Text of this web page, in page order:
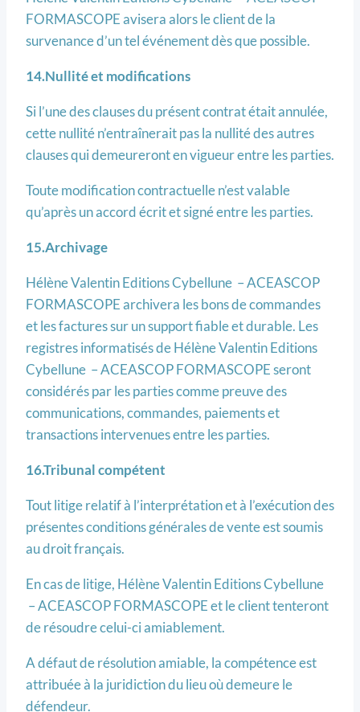
FORMASCOPE avisera alors le client de la
survenance d’un tel événement dès que possible.
14.Nullité et modifications
Si l’une des clauses du présent contrat était annulée,
cette nullité n’entraînerait pas la nullité des autres
clauses qui demeureront en vigueur entre les parties.
Toute modification contractuelle n’est valable
qu’après un accord écrit et signé entre les parties.
15.Archivage
Hélène Valentin Editions Cybellune – ACEASCOP
FORMASCOPE archivera les bons de commandes
et les factures sur un support fiable et durable. Les
registres informatisés de Hélène Valentin Editions
Cybellune – ACEASCOP FORMASCOPE seront
considérés par les parties comme preuve des
communications, commandes, paiements et
transactions intervenues entre les parties.
16.Tribunal compétent
Tout litige relatif à l’interprétation et à l’exécution des
présentes conditions générales de vente est soumis
au droit français.
En cas de litige, Hélène Valentin Editions Cybellune
– ACEASCOP FORMASCOPE et le client tenteront
de résoudre celui-ci amiablement.
A défaut de résolution amiable, la compétence est
attribuée à la juridiction du lieu où demeure le
défendeur.